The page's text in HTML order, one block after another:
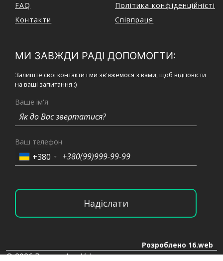
FAQ
Контакти
Політика конфіденційністі
Співпраця
МИ ЗАВЖДИ РАДІ ДОПОМОГТИ:
Залиште свої контакти і ми зв'яжемося з вами, щоб відповісти
на ваші запитання :)
Ваше ім'я
Ваш телефон
+380
Надіслати
Розроблено 16.web
© 2026 Bronex, Inc. Усі права захищено.